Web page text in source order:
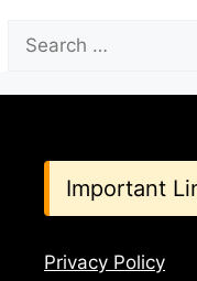
for:
Important
Privacy Policy